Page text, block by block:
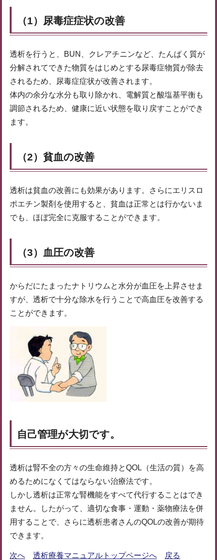
（1）尿毒症症状の改善
透析を行うと、BUN、クレアチニンなど、たんぱく質が
分解されてできた物質をはじめとする尿毒症物質が除去
されるため、尿毒症症状が改善されます。
体内の余分な水分も取り除かれ、電解質と酸塩基平衡も
調節されるため、健康に近い状態を取り戻すことができ
ます。
（2）貧血の改善
透析は貧血の改善にも効果があります。さらにエリスロ
ポエチン製剤を使用すると、貧血は正常とは行かないま
でも、ほぼ完全に克服することができます。
（3）血圧の改善
からだにたまったナトリウムと水分が血圧を上昇させま
すが、透析で十分な除水を行うことで高血圧を改善する
ことができます。
自己管理が大切です。
透析は腎不全の方々の生命維持とQOL（生活の質）を高
めるためになくてはならない治療法です。
しかし透析は正常な腎機能をすべて代行することはでき
ません。したがって、適切な食事・運動・薬物療法を併
用することで、さらに透析患者さんのQOLの改善が期待
できます。
次へ 透析療養マニュアルトップページへ 戻る